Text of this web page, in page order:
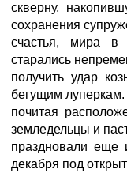
скверну,
сохранения
счастья, мира в
старались
получить удар
бегущим
почитая
земледельцы и
праздновали еще
декабря под